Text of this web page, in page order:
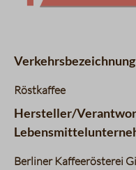
Verkehrsbezeichnung
Röstkaffee
Hersteller/
Berliner Kaffeerösterei